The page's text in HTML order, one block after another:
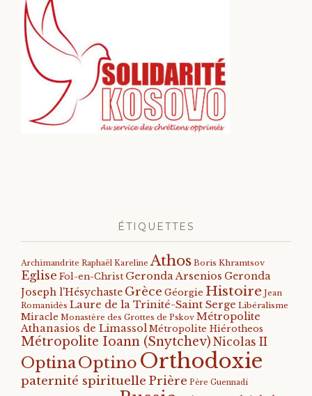
ÉTIQUETTES
Archimandrite Raphaël Kareline Athos Boris Khramtsov
Eglise Fol-en-Christ Geronda Arsenios Geronda
Joseph l'Hésychaste Grèce Géorgie Histoire Jean
Romanidès Laure de la Trinité-Saint Serge Libéralisme
Miracle Monastère des Grottes de Pskov Métropolite
Athanasios de Limassol Métropolite Hiérotheos
Métropolite Ioann (Snytchev) Nicolas II
OptinaOptino Orthodoxie
paternité spirituelle Prière Père Guennadi